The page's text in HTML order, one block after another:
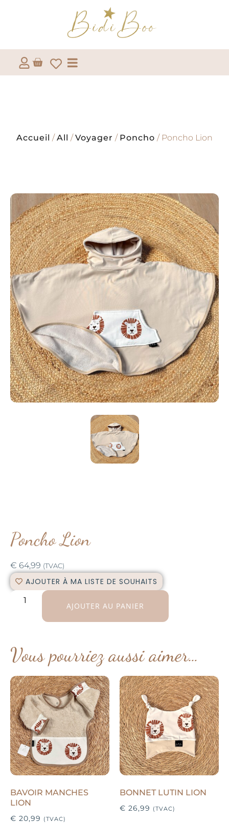
Accueil /All /Voyager / Poncho / Poncho Lion
Poncho Lion
€ 64,99 (TVAC)
AJOUTER À MA LISTE DE SOUHAITS
AJOUTER AU PANIER
Vous pourriez aussi aimer…
BAVOIR MANCHES
LION
€ 20,99 (TVAC)
BONNET LUTIN LION
€ 26,99 (TVAC)